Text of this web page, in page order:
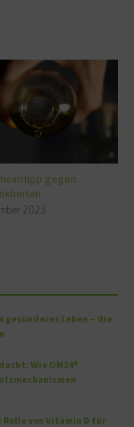
gegen
2023
gesünderes Leben – die
Wie OM24®
Rolle von Vitamin D für